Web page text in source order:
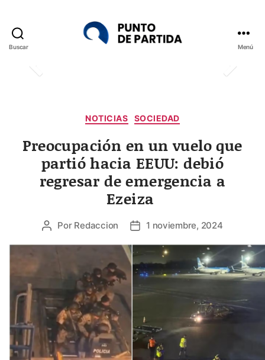
Buscar Menú
NOTICIAS SOCIEDAD
Preocupación en un vuelo que
partió hacia EEUU: debió
regresar de emergencia a
Ezeiza
Autor
Por Redaccion
Fecha
la
entrada
1 noviembre, 2024